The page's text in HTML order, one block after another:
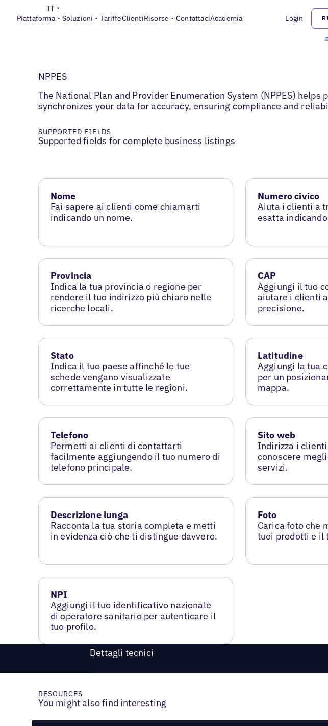
Piattaforma Soluzioni TariffeClientiRisorse ContattaciAcademia Login
IT
NPPES
The National Plan and Provider Enumeration System (NPPES)
synchronizes your data for accuracy, ensuring compliance and
SUPPORTED FIELDS
Supported fields for complete business listings
Nome
Fai sapere ai clienti come chiamarti
indicando un nome.
Numero civico
Aiuta i clienti a
esatta
Provincia
Indica la tua provincia o regione per
rendere il tuo indirizzo più chiaro nelle
ricerche locali.
CAP
Aggiungi il tuo
aiutare i clienti
precisione.
Stato
Indica il tuo paese affinché le tue
schede vengano visualizzate
correttamente in tutte le regioni.
Latitudine
Aggiungi la tua
per un
mappa.
Telefono
Permetti ai clienti di contattarti
facilmente aggiungendo il tuo numero di
telefono principale.
Sito web
Indirizza i
conoscere
servizi.
Descrizione lunga
Racconta la tua storia completa e metti
in evidenza ciò che ti distingue davvero.
Foto
Carica foto che
tuoi prodotti e il
NPI
Aggiungi il tuo identificativo nazionale
di operatore sanitario per autenticare il
tuo profilo.
Dettagli tecnici
RESOURCES
You might also find interesting